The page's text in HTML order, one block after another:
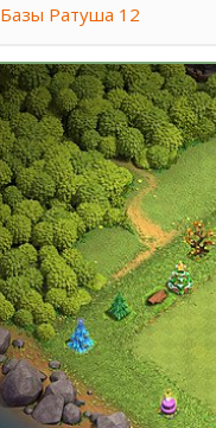
Базы Ратуша 12